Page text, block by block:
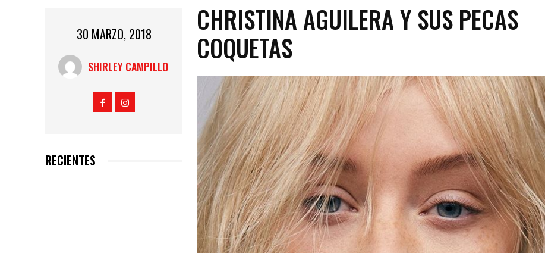
30 MARZO, 2018
SHIRLEY CAMPILLO
RECIENTES
CHRISTINA AGUILERA Y SUS PECAS
COQUETAS